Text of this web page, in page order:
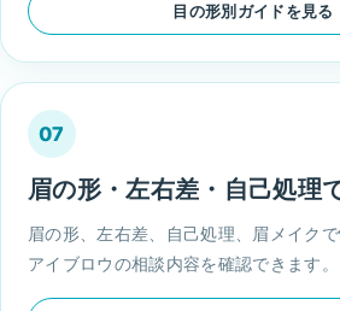
目の形別ガイドを見る
07
眉の形・左右差・自己処理
眉の形、左右差、自己処理、眉メイク
アイブロウの相談内容を確認できます。